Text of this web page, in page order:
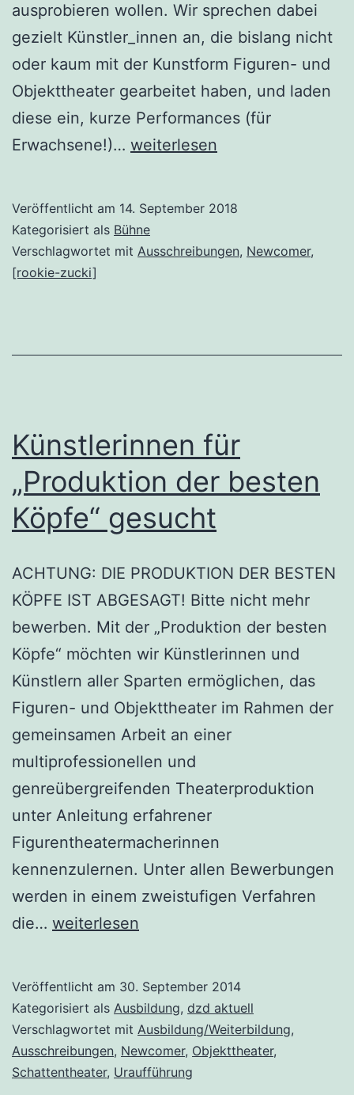
ausprobieren wollen. Wir sprechen dabei
gezielt Künstler_innen an, die bislang nicht
oder kaum mit der Kunstform Figuren- und
Objekttheater gearbeitet haben, und laden
diese ein, kurze Performances (für
Erwachsene!)… Künstler_innen
zucki]
2018/19
weiterlesen
Veröffentlicht am 14. September 2018
Kategorisiert als Bühne
Verschlagwortet mit Ausschreibungen, Newcomer,
[rookie-zucki]
Künstlerinnen für
„Produktion der besten
Köpfe“ gesucht
ACHTUNG: DIE PRODUKTION DER BESTEN
KÖPFE IST ABGESAGT! Bitte nicht mehr
bewerben. Mit der „Produktion der besten
Köpfe“ möchten wir Künstlerinnen und
Künstlern aller Sparten ermöglichen, das
Figuren- und Objekttheater im Rahmen der
gemeinsamen Arbeit an einer
multiprofessionellen und
genreübergreifenden Theaterproduktion
unter Anleitung erfahrener
Figurentheatermacherinnen
kennenzulernen. Unter allen Bewerbungen
werden in einem zweistufigen Verfahren
die… Künstlerinnen
der
besten
Köpfe“
gesucht
weiterlesen
Veröffentlicht am 30. September 2014
Kategorisiert als Ausbildung, dzd aktuell
Verschlagwortet mit Ausbildung/Weiterbildung,
Ausschreibungen, Newcomer, Objekttheater,
Schattentheater, Uraufführung